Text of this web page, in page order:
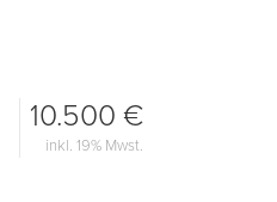
10.500 €
inkl. 19% Mwst.